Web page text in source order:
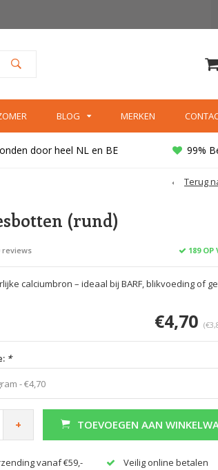
BLOG MERKEN
door heel NL en BE 99%
Terug
Afbeelding vergroten
(rund)
reviews 189 OP
calciumbron – ideaal bij BARF, blikvoeding of
€4,70
*
- €4,70
+ TOEVOEGEN AAN
vanaf €59,- Veilig online betalen